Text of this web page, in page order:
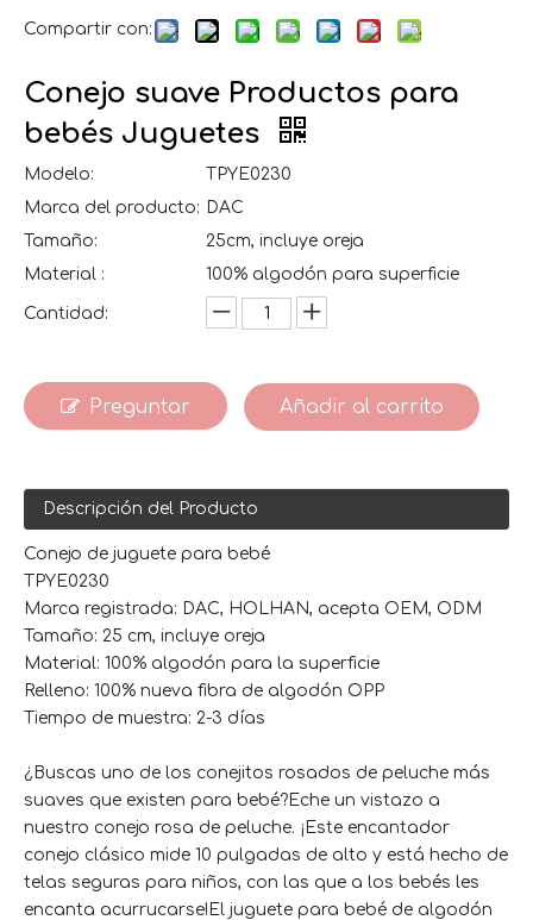
Compartir con:
Conejo suave Productos para
bebés Juguetes
Modelo:
TPYE0230
Marca del producto: DAC
Tamaño:
25cm, incluye oreja
Material :
100% algodón para superficie
Cantidad:
Preguntar Añadir al carrito
Descripción del Producto
Conejo de juguete para bebé
TPYE0230
Marca registrada: DAC, HOLHAN, acepta OEM, ODM
Tamaño: 25 cm, incluye oreja
Material: 100% algodón para la superficie
Relleno: 100% nueva fibra de algodón OPP
Tiempo de muestra: 2-3 días
¿Buscas uno de los conejitos rosados ​​de peluche más
suaves que existen para bebé?Eche un vistazo a
nuestro conejo rosa de peluche. ¡Este encantador
conejo clásico mide 10 pulgadas de alto y está hecho de
telas seguras para niños, con las que a los bebés les
encanta acurrucarse!El juguete para bebé de algodón